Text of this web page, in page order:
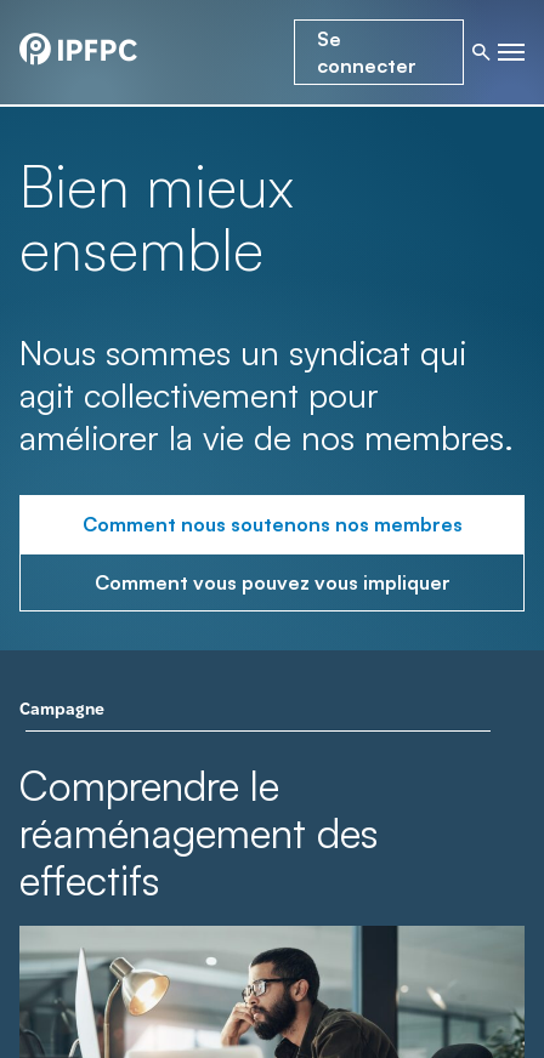
Se
connecter
Bien mieux
ensemble
Nous sommes un syndicat qui
agit collectivement pour
améliorer la vie de nos membres.
Comment nous soutenons nos membres
Comment vous pouvez vous impliquer
Campagne
Comprendre le
réaménagement des
effectifs